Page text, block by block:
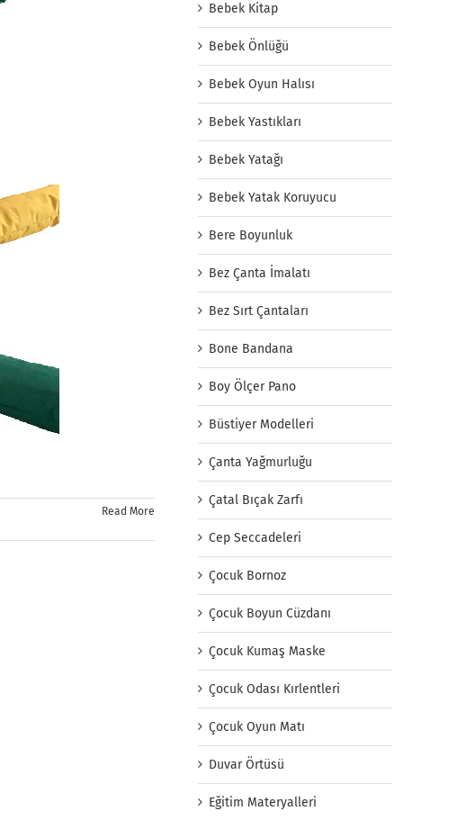
Read More
Bebek Kitap
Bebek Önlüğü
Bebek Oyun Halısı
Bebek Yastıkları
Bebek Yatağı
Bebek Yatak Koruyucu
Bere Boyunluk
Bez Çanta İmalatı
Bez Sırt Çantaları
Bone Bandana
Boy Ölçer Pano
Büstiyer Modelleri
Çanta Yağmurluğu
Çatal Bıçak Zarfı
Cep Seccadeleri
Çocuk Bornoz
Çocuk Boyun Cüzdanı
Çocuk Kumaş Maske
Çocuk Odası Kırlentleri
Çocuk Oyun Matı
Duvar Örtüsü
Eğitim Materyalleri